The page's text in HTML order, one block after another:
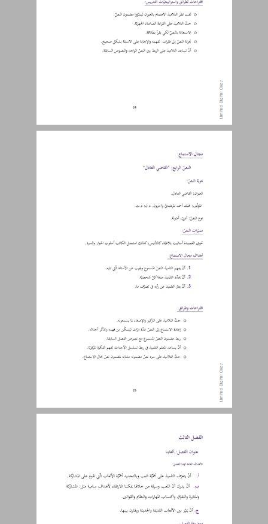
2.3 الفصلُ الثالثُ: ألعابنا ... 26